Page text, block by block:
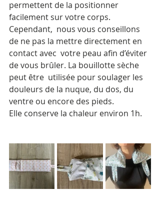
permettent de la positionner
facilement sur votre corps.
Cependant,  nous vous conseillons
de ne pas la mettre directement en
contact avec  votre peau afin d’éviter
de vous brûler. La bouillotte sèche
peut être  utilisée pour soulager les
douleurs de la nuque, du dos, du
ventre ou encore des pieds.
Elle conserve la chaleur environ 1h.